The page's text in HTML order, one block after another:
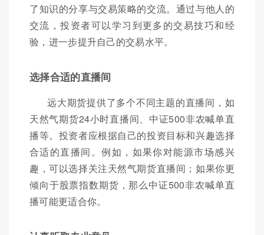
了知识的分享与交易策略的交流。通过与他人的
交流，投资者可以学习到更多的交易技巧和经
验，进一步提升自己的交易水平。
选择合适的直播间
远大期货提供了多个不同主题的直播间，如
天然气期货24小时直播间、中证500非农喊单直
播等。投资者应根据自己的投资目标和兴趣选择
合适的直播间。例如，如果你对能源市场感兴
趣，可以选择关注天然气期货直播间；如果你更
倾向于股票指数期货，那么中证500非农喊单直
播可能更适合你。